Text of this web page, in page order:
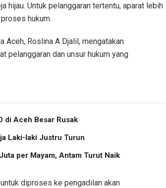
hijau. Untuk pelanggaran tertentu, aparat lebih
hukum.
Aceh, Roslina A Djalil, mengatakan
pelanggaran dan unsur hukum yang
di Aceh Besar Rusak
Laki-laki Justru Turun
per Mayam, Antam Turut Naik
diproses ke pengadilan akan